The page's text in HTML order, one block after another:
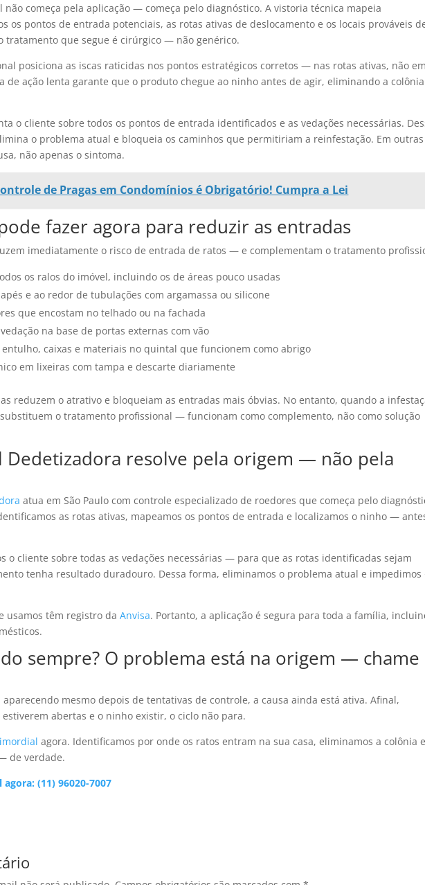
não começa pela aplicação — começa pelo diagnóstico. A vistoria técnica mapeia
os pontos de entrada potenciais, as rotas ativas de deslocamento e os locais prováveis
tratamento que segue é cirúrgico — não genérico.
posiciona as iscas raticidas nos pontos estratégicos corretos — nas rotas ativas, não em
de ação lenta garante que o produto chegue ao ninho antes de agir, eliminando a
o cliente sobre todos os pontos de entrada identificados e as vedações necessárias.
o problema atual e bloqueia os caminhos que permitiriam a reinfestação. Em outras
não apenas o sintoma.
de Pragas em Condomínios é Obrigatório! Cumpra a Lei
fazer agora para reduzir as entradas
imediatamente o risco de entrada de ratos — e complementam o tratamento
os ralos do imóvel, incluindo os de áreas pouco usadas
e ao redor de tubulações com argamassa ou silicone
que encostam no telhado ou na fachada
na base de portas externas com vão
caixas e materiais no quintal que funcionem como abrigo
em lixeiras com tampa e descarte diariamente
reduzem o atrativo e bloqueiam as entradas mais óbvias. No entanto, quando a
o tratamento profissional — funcionam como complemento, não como solução
Dedetizadora resolve pela origem — não pela
atua em São Paulo com controle especializado de roedores que começa pelo
as rotas ativas, mapeamos os pontos de entrada e localizamos o ninho —
o cliente sobre todas as vedações necessárias — para que as rotas identificadas sejam
tenha resultado duradouro. Dessa forma, eliminamos o problema atual e impedimos
usamos têm registro daAnvisa. Portanto, a aplicação é segura para toda a família,
sempre? O problema está na origem — chame
mesmo depois de tentativas de controle, a causa ainda está ativa. Afinal,
abertas e o ninho existir, o ciclo não para.
agora. Identificamos por onde os ratos entram na sua casa, eliminamos a colônia e
de verdade.
(11) 96020-7007